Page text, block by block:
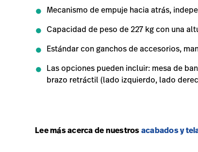
Mecanismo de empuje hacia atrás,
Capacidad de peso de 227 kg con una
Estándar con ganchos de accesorios,
Las opciones pueden incluir: mesa de
brazo retráctil (lado izquierdo, lado
Lee más acerca de nuestrosacabados y